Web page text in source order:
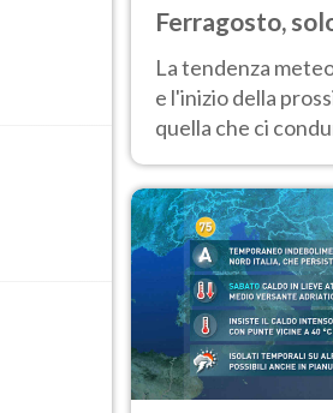
Ferragosto,
pausa. Ecco dove
La tendenza
e l'inizio della
quella che ci
temperature